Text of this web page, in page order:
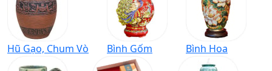
Hũ Gạo, Chum Vò Bình Gốm Bình Hoa